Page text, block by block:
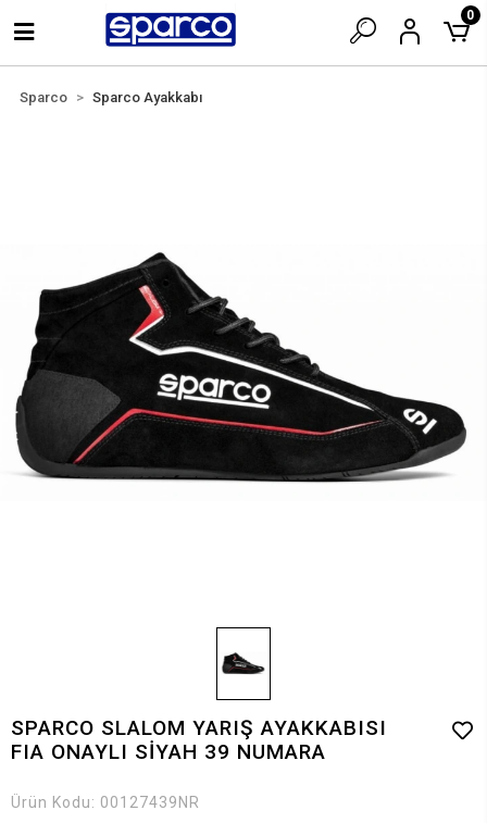
0
Sparco Sparco Ayakkabı
SPARCO SLALOM YARIŞ AYAKKABISI
FIA ONAYLI SİYAH 39 NUMARA
Ürün Kodu: 00127439NR